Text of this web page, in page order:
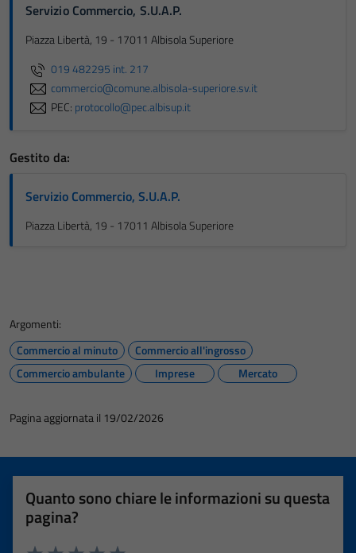
Servizio Commercio, S.U.A.P.
Piazza Libertà, 19 - 17011 Albisola Superiore
019 482295 int. 217
commercio@comune.albisola-superiore.sv.it
PEC: protocollo@pec.albisup.it
Gestito da:
Servizio Commercio, S.U.A.P.
Piazza Libertà, 19 - 17011 Albisola Superiore
Argomenti:
Commercio al minuto
Commercio all'ingrosso
Commercio ambulante
Imprese Mercato
Pagina aggiornata il 19/02/2026
Quanto sono chiare le informazioni su questa
pagina?